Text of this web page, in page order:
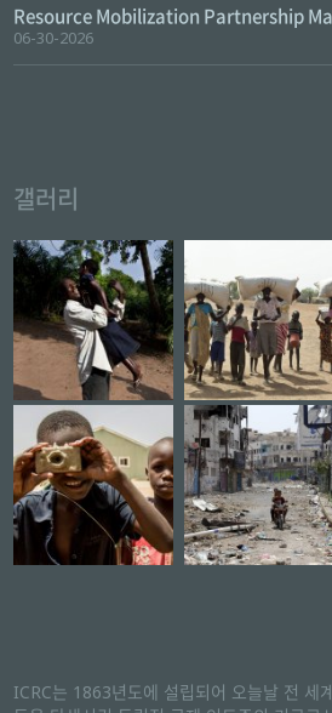
Resource Mobilization Partnership
06-30-2026
갤러리
ICRC는 1863년도에 설립되어 오늘날 전 세